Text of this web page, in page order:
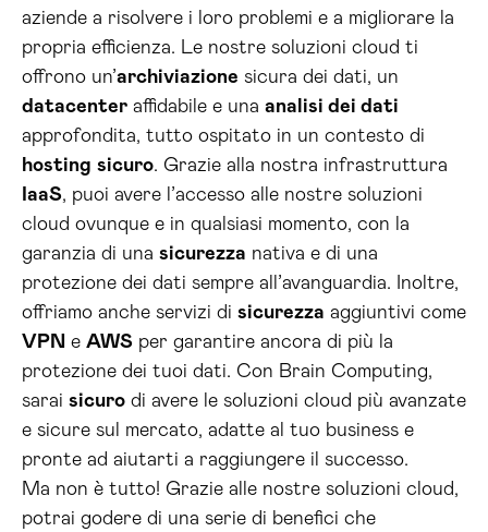
aziende a risolvere i loro problemi e a migliorare la
propria efficienza. Le nostre soluzioni cloud ti
offrono un’archiviazione sicura dei dati, un
datacenter affidabile e una analisi dei dati
approfondita, tutto ospitato in un contesto di
hosting sicuro. Grazie alla nostra infrastruttura
IaaS, puoi avere l’accesso alle nostre soluzioni
cloud ovunque e in qualsiasi momento, con la
garanzia di una sicurezza nativa e di una
protezione dei dati sempre all’avanguardia. Inoltre,
offriamo anche servizi di sicurezza aggiuntivi come
VPN e AWS per garantire ancora di più la
protezione dei tuoi dati. Con Brain Computing,
sarai sicuro di avere le soluzioni cloud più avanzate
e sicure sul mercato, adatte al tuo business e
pronte ad aiutarti a raggiungere il successo.
Ma non è tutto! Grazie alle nostre soluzioni cloud,
potrai godere di una serie di benefici che